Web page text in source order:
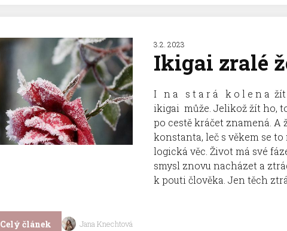
3.2. 2023
Ikigai zralé
I n a s t a r á k o l e n a žít
ikigai může. Jelikož žít ho,
po cestě kráčet znamená. A
konstanta, leč s věkem se to
logická věc. Život má své
smysl znovu nacházet a
k pouti člověka. Jen těch
Celý článek Jana Knechtová